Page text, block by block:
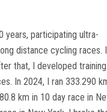
years, participating ultra-
distance cycling races. I
that, I developed training
In 2024, I ran 333.290
km in 10 day race in